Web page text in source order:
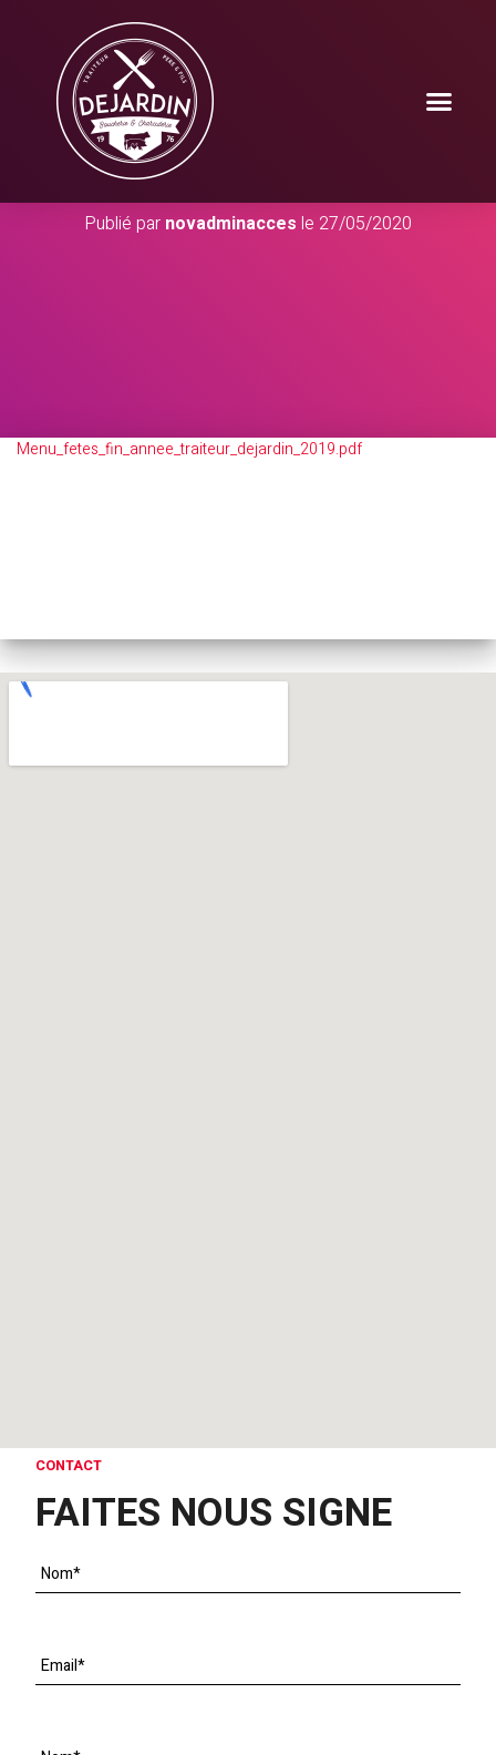
Publié par novadminacces le 27/05/2020
Menu_fetes_fin_annee_traiteur_dejardin_2019.pdf
CONTACT
FAITES NOUS SIGNE